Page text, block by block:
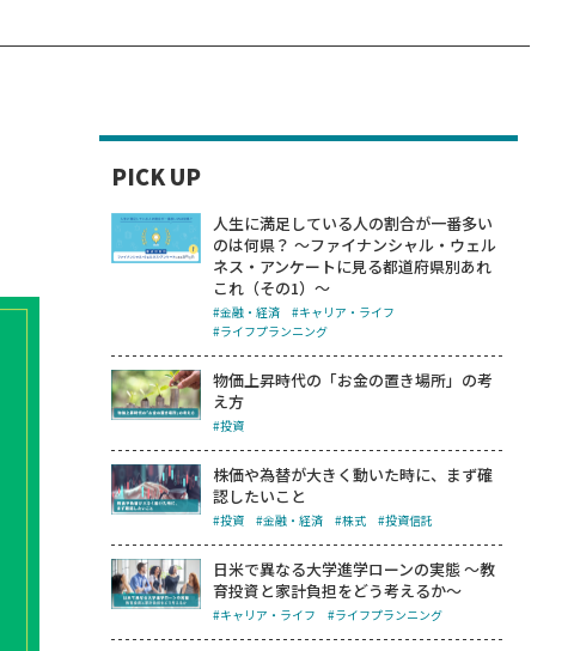
PICK UP
人生に満足している人の割合が一番多い
のは何県？ ～ファイナンシャル・ウェル
ネス・アンケートに見る都道府県別あれ
これ（その1）～
#金融・経済
#キャリア・ライフ
#ライフプランニング
物価上昇時代の「お金の置き場所」の考
え方
#投資
株価や為替が大きく動いた時に、まず確
認したいこと
#投資 #金融・経済 #株式 #投資信託
日米で異なる大学進学ローンの実態 ～教
育投資と家計負担をどう考えるか～
#キャリア・ライフ #ライフプランニング